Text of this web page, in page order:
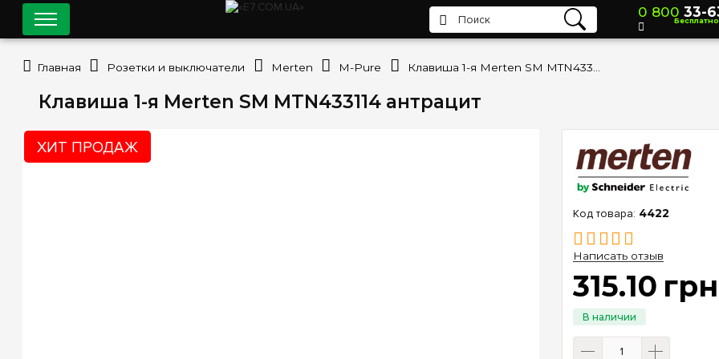
Клавиша 1-я Merten SM MTN433114 антрацит
ХИТ ПРОДАЖ
4422
Написать отзыв
315.10 грн
0 800 33-
Бесплатно
Главная Розетки и выключатели Merten M-Pure